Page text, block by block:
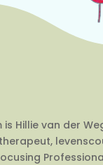
is Hillie van der